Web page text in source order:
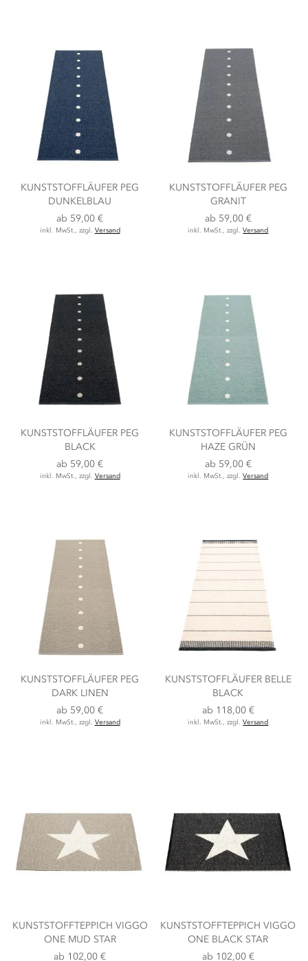
KUNSTSTOFFLÄUFER PEG
DUNKELBLAU
ab 59,00 €
inkl. MwSt., zzgl. Versand
KUNSTSTOFFLÄUFER PEG
GRANIT
ab 59,00 €
inkl. MwSt., zzgl.Versand
KUNSTSTOFFLÄUFER PEG
BLACK
ab 59,00 €
inkl. MwSt., zzgl. Versand
KUNSTSTOFFLÄUFER PEG
HAZE GRÜN
ab 59,00 €
inkl. MwSt., zzgl.Versand
KUNSTSTOFFLÄUFER PEG
DARK LINEN
ab 59,00 €
inkl. MwSt., zzgl. Versand
KUNSTSTOFFLÄUFER BELLE
BLACK
ab 118,00 €
inkl. MwSt., zzgl.Versand
KUNSTSTOFFTEPPICH VIGGO
ONE MUD STAR
ab 102,00 €
KUNSTSTOFFTEPPICH VIGGO
ONE BLACK STAR
ab 102,00 €